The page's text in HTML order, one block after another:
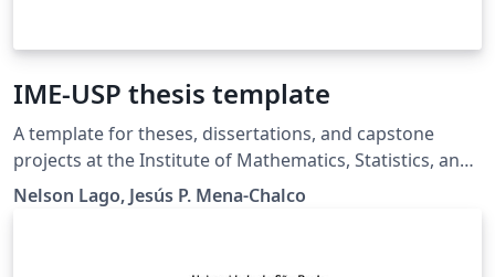
IME-USP thesis template
A template for theses, dissertations, and capstone
projects at the Institute of Mathematics, Statistics, and
Computer Science (Instituto de Matemática, Estatística
e Ciência da Computação) - University of São Paulo.
Nelson Lago, Jesús P. Mena-Chalco